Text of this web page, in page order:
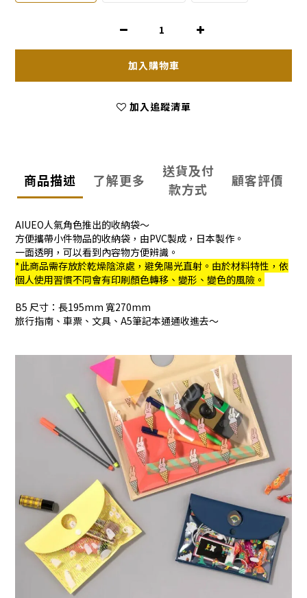
加入購物車
加入追蹤清單
商品描述 了解更多
送貨及付
款方式
顧客評價
AIUEO人氣角色推出的收納袋～
方便攜帶小件物品的收納袋，由PVC製成，日本製作。
一面透明，可以看到內容物方便辨識。
*此商品需存放於乾燥陰涼處，避免陽光直射。由於材料特性，依
個人使用習慣不同會有印刷顏色轉移、變形、變色的風險。
B5 尺寸：長195mm 寬270mm
旅行指南、車票、文具、A5筆記本通通收進去～